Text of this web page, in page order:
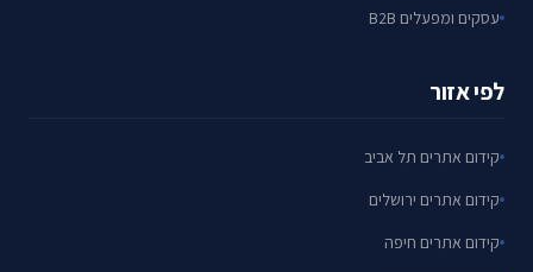
עסקים ומפעלים B2B
לפי אזור
קידום אתרים תל אביב
קידום אתרים ירושלים
קידום אתרים חיפה